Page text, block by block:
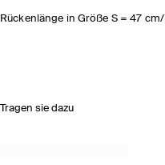
Rückenlänge in Größe S = 47
Tragen sie dazu